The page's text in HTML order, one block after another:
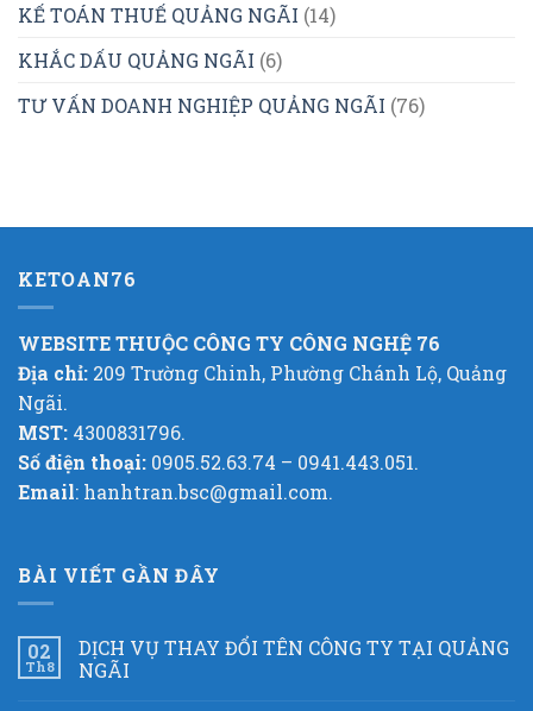
KẾ TOÁN THUẾ QUẢNG NGÃI (14)
KHẮC DẤU QUẢNG NGÃI (6)
TƯ VẤN DOANH NGHIỆP QUẢNG NGÃI (76)
KETOAN76
WEBSITE THUỘC CÔNG TY CÔNG NGHỆ 76
Địa chỉ: 209 Trường Chinh, Phường Chánh Lộ, Quảng
Ngãi.
MST: 4300831796.
Số điện thoại: 0905.52.63.74 – 0941.443.051.
Email: hanhtran.bsc@gmail.com.
BÀI VIẾT GẦN ĐÂY
02
Th8
DỊCH VỤ THAY ĐỔI TÊN CÔNG TY TẠI QUẢNG
NGÃI